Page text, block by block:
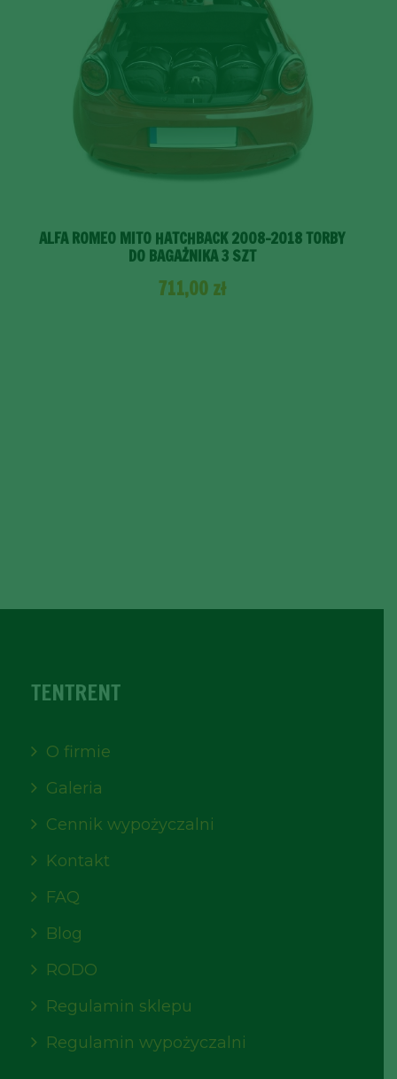
ALFA ROMEO MITO HATCHBACK 2008-2018 TORBY
DO BAGAŻNIKA 3 SZT
711,00 zł
TENTRENT
O firmie
Galeria
Cennik wypożyczalni
Kontakt
FAQ
Blog
RODO
Regulamin sklepu
Regulamin wypożyczalni